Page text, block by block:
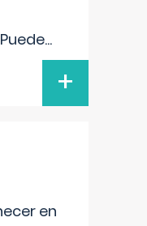
...
+
en